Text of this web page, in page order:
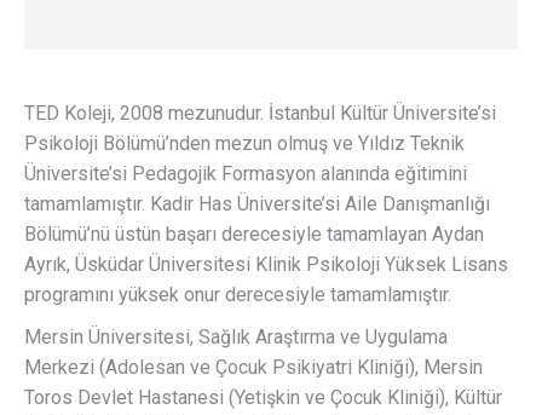
TED Koleji, 2008 mezunudur. İstanbul Kültür Üniversite’si
Psikoloji Bölümü’nden mezun olmuş ve Yıldız Teknik
Üniversite’si Pedagojik Formasyon alanında eğitimini
tamamlamıştır. Kadir Has Üniversite’si Aile Danışmanlığı
Bölümü’nü üstün başarı derecesiyle tamamlayan Aydan
Ayrık, Üsküdar Üniversitesi Klinik Psikoloji Yüksek Lisans
programını yüksek onur derecesiyle tamamlamıştır.
Mersin Üniversitesi, Sağlık Araştırma ve Uygulama
Merkezi (Adolesan ve Çocuk Psikiyatri Kliniği), Mersin
Toros Devlet Hastanesi (Yetişkin ve Çocuk Kliniği), Kültür